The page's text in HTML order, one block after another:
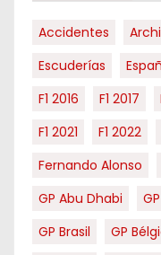
s
Accidentes
Escuderías
F1 2016
F1 2017
F1 2021
F1 2022
Fernando Alonso
GP Abu Dhabi
GP Brasil
GP